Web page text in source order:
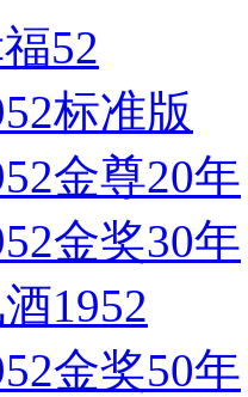
52
标准版
金尊20年
金奖30年
1952
金奖50年